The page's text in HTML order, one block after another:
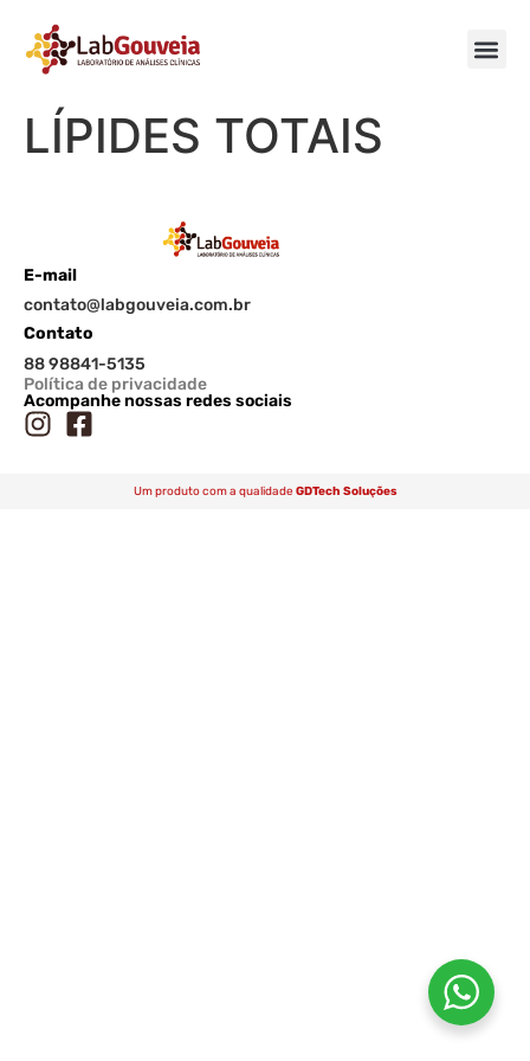
LÍPIDES TOTAIS
E-mail
contato@labgouveia.com.br
Contato
88 98841-5135
Política de privacidade
Acompanhe nossas redes sociais
Um produto com a qualidade GDTech Soluções